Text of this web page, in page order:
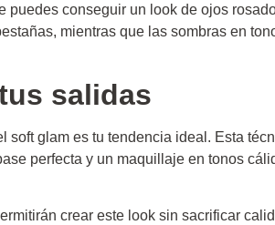
puedes conseguir un look de ojos
mientras que las sombras en
salidas
glam es tu tendencia ideal. Esta
perfecta y un maquillaje en tonos
crear este look sin sacrificar